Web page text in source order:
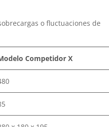
o fluctuaciones de
Competidor X